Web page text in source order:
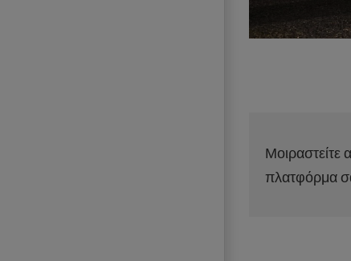
Μοιραστείτε
πλατφόρμα